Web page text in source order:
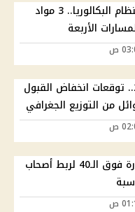
الصف الثالث الثانوي بنظام البكالوريا.. 3 مواد
الأربعة
تنسيق الجامعات 2026.. توقعات انخفاض القبول
وزارة العمل تعلن مبادرة فوق الـ40 لربط أصحاب